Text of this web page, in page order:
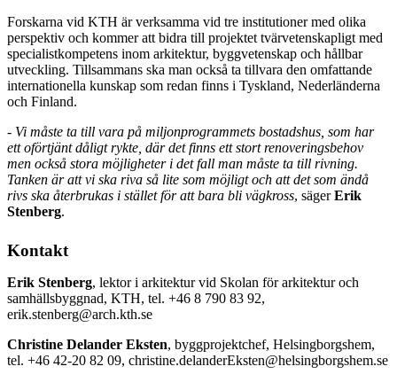
Forskarna vid KTH är verksamma vid tre institutioner med olika
perspektiv och kommer att bidra till projektet tvärvetenskapligt med
specialistkompetens inom arkitektur, byggvetenskap och hållbar
utveckling. Tillsammans ska man också ta tillvara den omfattande
internationella kunskap som redan finns i Tyskland, Nederländerna
och Finland.
- Vi måste ta till vara på miljonprogrammets bostadshus, som har
ett oförtjänt dåligt rykte, där det finns ett stort renoveringsbehov
men också stora möjligheter i det fall man måste ta till rivning.
Tanken är att vi ska riva så lite som möjligt och att det som ändå
rivs ska återbrukas i stället för att bara bli vägkross, sägerErik
Stenberg.
Kontakt
Erik Stenberg, lektor i arkitektur vid Skolan för arkitektur och
samhällsbyggnad, KTH, tel. +46 8 790 83 92,
erik.stenberg@arch.kth.se
Christine Delander Eksten, byggprojektchef, Helsingborgshem,
tel. +46 42-20 82 09, christine.delanderEksten@helsingborgshem.se